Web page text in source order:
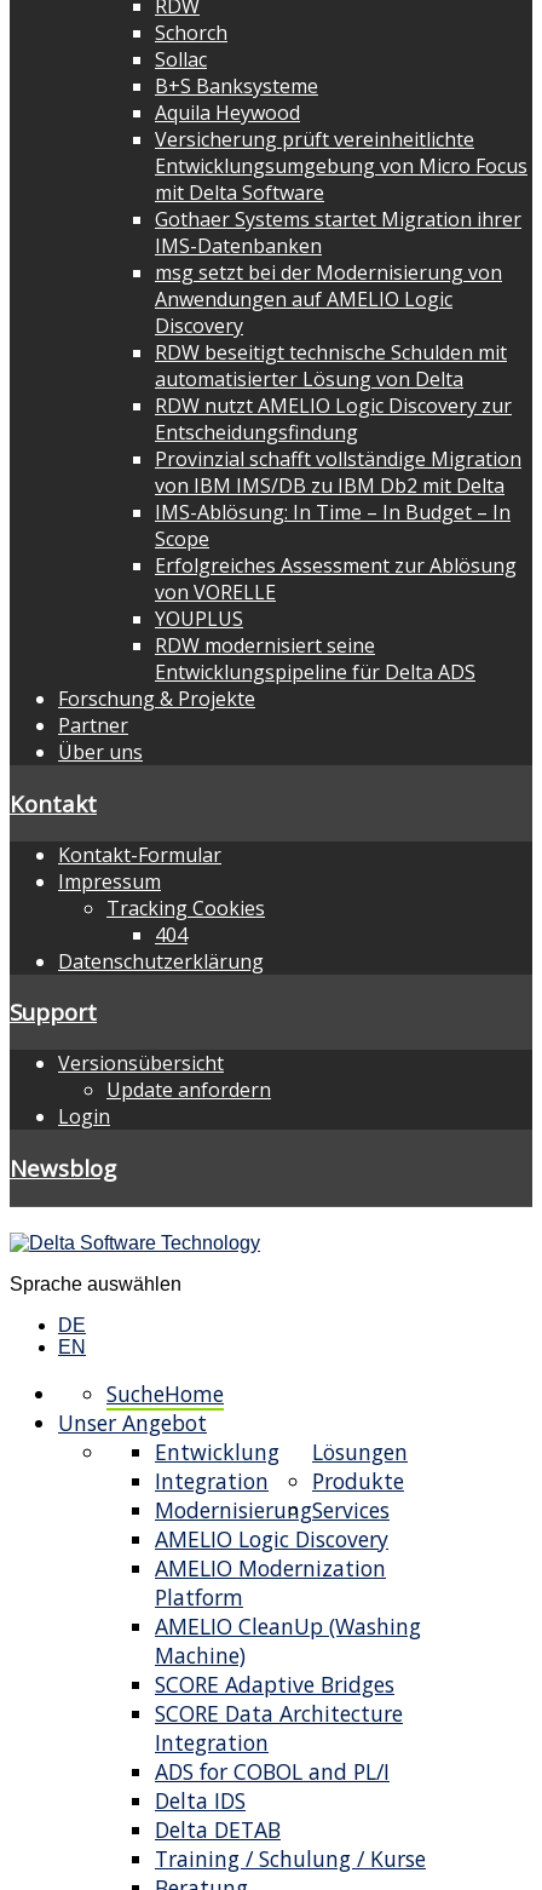
RDW
Schorch
Sollac
B+S Banksysteme
Aquila Heywood
Versicherung prüft vereinheitlichte
Entwicklungsumgebung von Micro Focus
mit Delta Software
Gothaer Systems startet Migration ihrer
IMS-Datenbanken
msg setzt bei der Modernisierung von
Anwendungen auf AMELIO Logic
Discovery
RDW beseitigt technische Schulden mit
automatisierter Lösung von Delta
RDW nutzt AMELIO Logic Discovery zur
Entscheidungsfindung
Provinzial schafft vollständige Migration
von IBM IMS/DB zu IBM Db2 mit Delta
IMS-Ablösung: In Time – In Budget – In
Scope
Erfolgreiches Assessment zur Ablösung
von VORELLE
YOUPLUS
RDW modernisiert seine
Entwicklungspipeline für Delta ADS
Forschung & Projekte
Partner
Über uns
Kontakt
Kontakt-Formular
Impressum
Tracking Cookies
404
Datenschutzerklärung
Support
Versionsübersicht
Update anfordern
Login
Newsblog
Sprache auswählen
DE
EN
Home
Suche
Unser Angebot
Lösungen
Entwicklung
Integration
Modernisierung
Produkte
AMELIO Logic Discovery
AMELIO Modernization
Platform
AMELIO CleanUp (Washing
Machine)
SCORE Adaptive Bridges
SCORE Data Architecture
Integration
ADS for COBOL and PL/I
Delta IDS
Delta DETAB
Services
Training / Schulung / Kurse